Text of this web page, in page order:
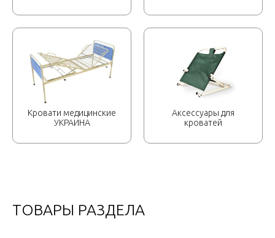
Кровати медицинские
УКРАИНА
Аксессуары для
кроватей
ТОВАРЫ РАЗДЕЛА